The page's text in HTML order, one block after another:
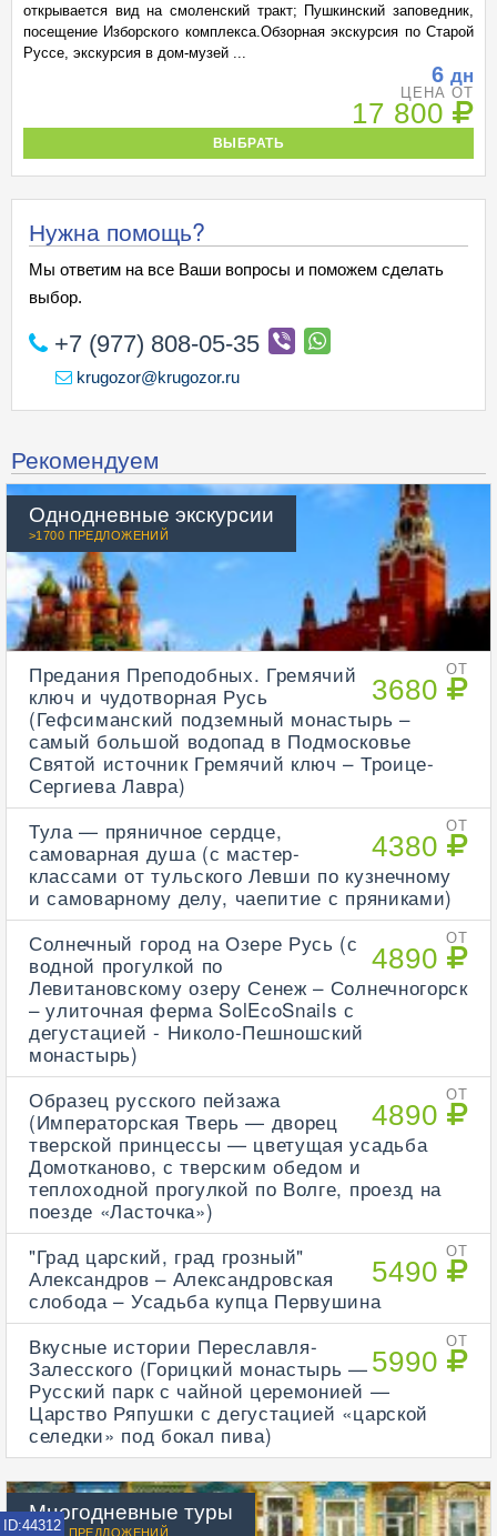
открывается вид на смоленский тракт; Пушкинский заповедник,
посещение Изборского комплекса.Обзорная экскурсия по Старой
Руссе, экскурсия в дом-музей ...
6 дн
ЦЕНА ОТ
17 800
ВЫБРАТЬ
Нужна помощь?
Мы ответим на все Ваши вопросы и поможем сделать
выбор.
+7 (977) 808-05-35
krugozor@krugozor.ru
Рекомендуем
Однодневные экскурсии
>1700 ПРЕДЛОЖЕНИЙ
ОТ
3680
Предания Преподобных. Гремячий
ключ и чудотворная Русь
(Гефсиманский подземный монастырь –
самый большой водопад в Подмосковье
Святой источник Гремячий ключ – Троице-
Сергиева Лавра)
ОТ
4380
Тула — пряничное сердце,
самоварная душа (с мастер-
классами от тульского Левши по кузнечному
и самоварному делу, чаепитие с пряниками)
ОТ
4890
Солнечный город на Озере Русь (с
водной прогулкой по
Левитановскому озеру Сенеж – Солнечногорск
– улиточная ферма SolEcoSnails с
дегустацией - Николо-Пешношский
монастырь)
ОТ
4890
Образец русского пейзажа
(Императорская Тверь — дворец
тверской принцессы — цветущая усадьба
Домотканово, с тверским обедом и
теплоходной прогулкой по Волге, проезд на
поезде «Ласточка»)
ОТ
5490
"Град царский, град грозный"
Александров – Александровская
слобода – Усадьба купца Первушина
ОТ
5990
Вкусные истории Переславля-
Залесского (Горицкий монастырь —
Русский парк с чайной церемонией —
Царство Ряпушки с дегустацией «царской
селедки» под бокал пива)
Многодневные туры
>3500 ПРЕДЛОЖЕНИЙ
ID:44312